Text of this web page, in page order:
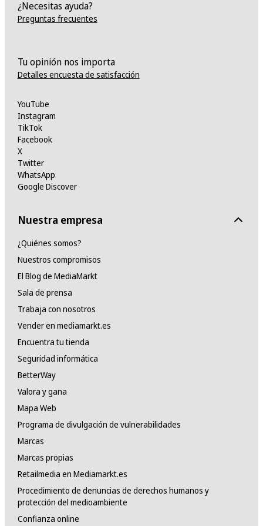
¿Necesitas ayuda?
Preguntas frecuentes
Tu opinión nos importa
Detalles encuesta de satisfacción
YouTube
Instagram
TikTok
Facebook
X
Twitter
WhatsApp
Google Discover
Nuestra empresa
¿Quiénes somos?
Nuestros compromisos
El Blog de MediaMarkt
Sala de prensa
Trabaja con nosotros
Vender en mediamarkt.es
Encuentra tu tienda
Seguridad informática
BetterWay
Valora y gana
Mapa Web
Programa de divulgación de vulnerabilidades
Marcas
Marcas propias
Retailmedia en Mediamarkt.es
Procedimiento de denuncias de derechos humanos y
protección del medioambiente
Confianza online